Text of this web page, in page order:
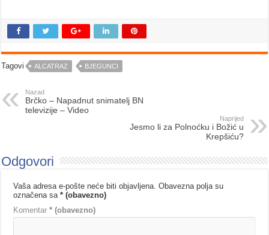
Tagovi ALCATRAZ BJEGUNCI
Nazad
Brčko – Napadnut snimatelj BN
televizije – Video
Naprijed
Jesmo li za Polnoćku i Božić u
Krepšiću?
Odgovori
Vaša adresa e-pošte neće biti objavljena. Obavezna polja su
označena sa* (obavezno)
Komentar* (obavezno)